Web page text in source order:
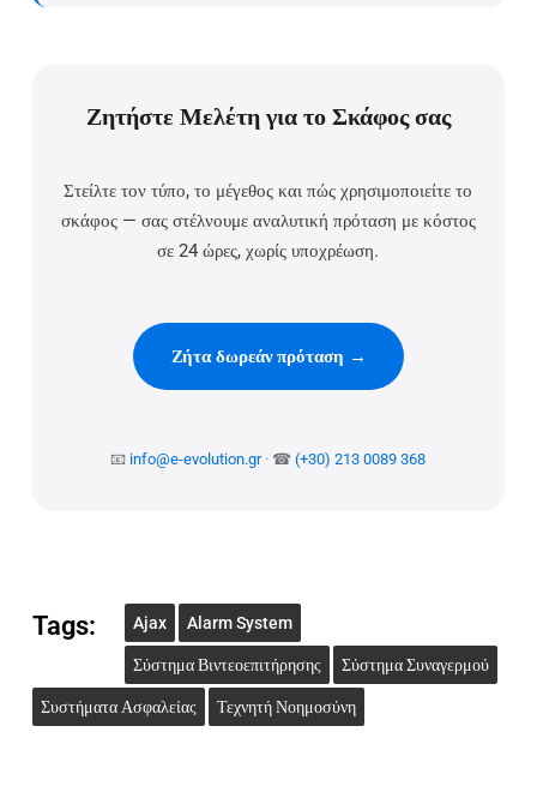
Ζητήστε Μελέτη για το Σκάφος σας
Στείλτε τον τύπο, το μέγεθος και πώς χρησιμοποιείτε το
σκάφος — σας στέλνουμε αναλυτική πρόταση με κόστος
σε 24 ώρες, χωρίς υποχρέωση.
Ζήτα δωρεάν πρόταση →
📧 info@e-evolution.gr· ☎(+30) 213 0089 368
Tags: Ajax Alarm System
Σύστημα Βιντεοεπιτήρησης Σύστημα Συναγερμού
Συστήματα Ασφαλείας Τεχνητή Νοημοσύνη